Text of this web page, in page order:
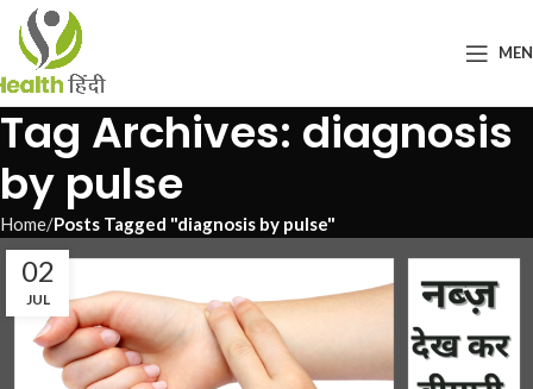
Tag Archives: diagnosis
by pulse
Home Posts Tagged "diagnosis by pulse"
02
JUL